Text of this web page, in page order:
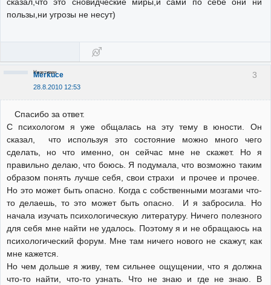
пользы,ни угрозы не несут)
3
Merkuce
28.8.2010 12:53
Неактивен
Спасибо за ответ.
С психологом я уже общалась на эту тему в юности. Он
сказал, что используя это состояние можно много чего
сделать, но что именно, он сейчас мне не скажет. Но я
правильно делаю, что боюсь. Я подумала, что возможно таким
образом понять лучше себя, свои страхи и прочее и прочее.
Но это может быть опасно. Когда с собственными мозгами что-
то делаешь, то это может быть опасно. И я забросила. Но
начала изучать психологическую литературу. Ничего полезного
для себя мне найти не удалось. Поэтому я и не обращаюсь на
психологический форум. Мне там ничего нового не скажут, как
мне кажется.
Но чем дольше я живу, тем сильнее ощущении, что я должна
что-то найти, что-то узнать. Что не знаю и где не знаю. В